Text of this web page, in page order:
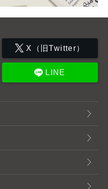
X（旧Twitter）
LINE